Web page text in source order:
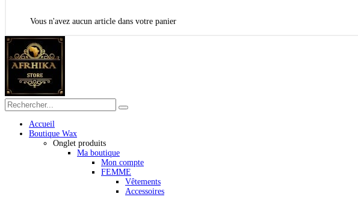
Vous n'avez aucun article dans votre panier
Accueil
Boutique Wax
Onglet produits
Ma boutique
Mon compte
FEMME
Vêtements
Accessoires